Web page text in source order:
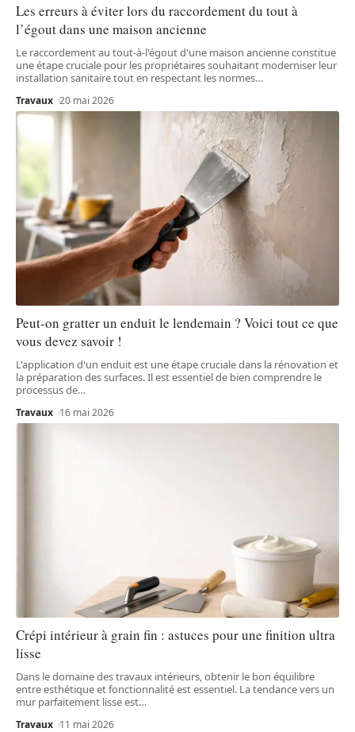
Les erreurs à éviter lors du raccordement du tout à
l’égout dans une maison ancienne
Le raccordement au tout-à-l'égout d'une maison ancienne constitue
une étape cruciale pour les propriétaires souhaitant moderniser leur
installation sanitaire tout en respectant les normes…
Travaux 20 mai 2026
Peut-on gratter un enduit le lendemain ? Voici tout ce que
vous devez savoir !
L'application d'un enduit est une étape cruciale dans la rénovation et
la préparation des surfaces. Il est essentiel de bien comprendre le
processus de…
Travaux 16 mai 2026
Crépi intérieur à grain fin : astuces pour une finition ultra
lisse
Dans le domaine des travaux intérieurs, obtenir le bon équilibre
entre esthétique et fonctionnalité est essentiel. La tendance vers un
mur parfaitement lisse est…
Travaux 11 mai 2026